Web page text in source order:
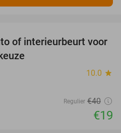
53%
of interieurbeurt voor
10.0 star
Regulier €40
€19